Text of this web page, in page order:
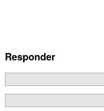
Responder